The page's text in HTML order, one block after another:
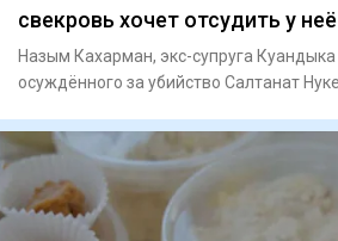
свекровь хочет отсудить у
Назым Кахарман, экс-супруга
осуждённого за убийство Салтанат